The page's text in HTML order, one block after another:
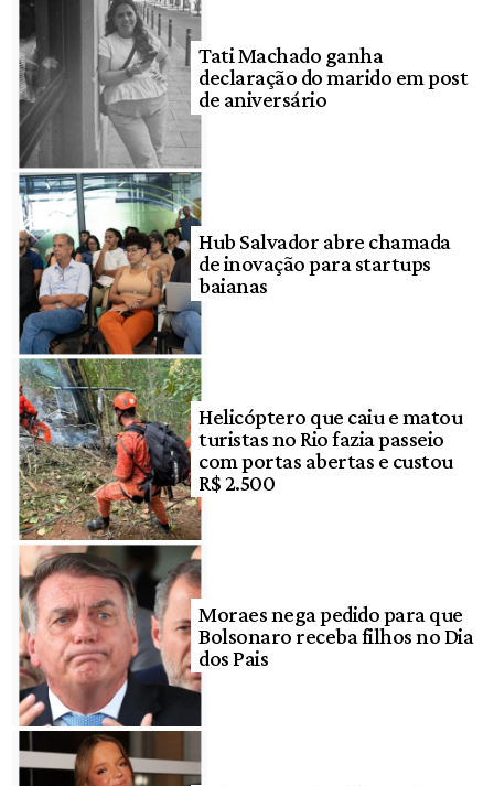
Tati Machado ganha
declaração do marido em post
de aniversário
Hub Salvador abre chamada
de inovação para startups
baianas
Helicóptero que caiu e matou
turistas no Rio fazia passeio
com portas abertas e custou
R$ 2.500
Moraes nega pedido para que
Bolsonaro receba filhos no Dia
dos Pais